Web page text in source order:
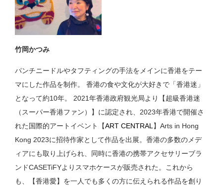
竹岡かつみ
パンチニードルやタフティングの手法をメインに香港をテー
マにした作品を制作。 香港の食や文化が大好きで「香港迷」
となって約10年。 2021年香港政府観光局より【超級香港迷
（スーパー香港ファン）】に認定され、2023年香港で開催さ
れた国際的アートイベント【ART CENTRAL 】Arts in Hong
Kong 2023に招待作家として作品を出展。香港の多数のメデ
ィアにも取り上げられ、同時に香港の携帯アクセサリーブラ
ンドCASETiFYよりスマホケースが販売された。これから
も、【香港愛】を一人でも多くの方に伝えられる作品を創り